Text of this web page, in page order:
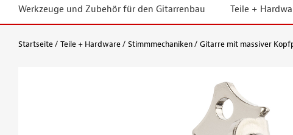
Werkzeuge und Zubehör für den Gitarrenbau Teile +
Startseite Teile + Hardware Stimmmechaniken Gitarre mit massiver